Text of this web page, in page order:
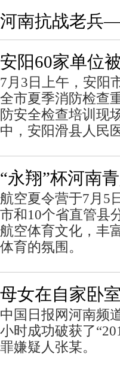
河南抗战老兵
安阳60家单位
7月3日上午，安阳
全市夏季消防检查
防安全检查培训现
中，安阳滑县人民
“永翔”杯河南
航空夏令营于7月5
市和10个省直管县
航空体育文化，丰
体育的氛围。
母女在自家卧
中国日报网河南频
小时成功破获了
罪嫌疑人张某。